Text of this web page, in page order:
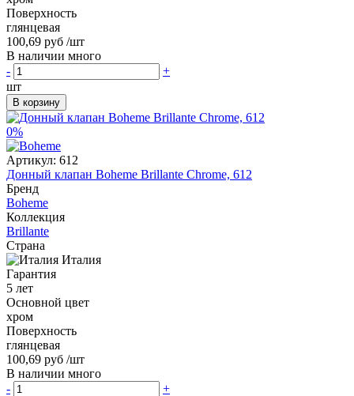
Поверхность
глянцевая
100,69 руб /шт
В наличии много
-
+
шт
В корзину
0%
Артикул: 612
Донный клапан Boheme Brillante Chrome, 612
Бренд
Boheme
Коллекция
Brillante
Страна
Италия
Гарантия
5 лет
Основной цвет
хром
Поверхность
глянцевая
100,69 руб /шт
В наличии много
-
+